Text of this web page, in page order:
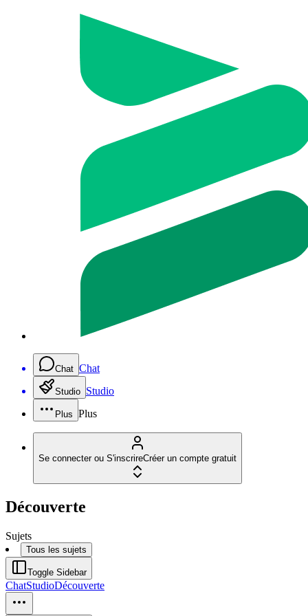
Chat Chat
Studio Studio
Plus Plus
Se connecter ou S'inscrireCréer un compte gratuit
Découverte
Sujets
Tous les sujets
Toggle Sidebar
ChatStudioDécouverte